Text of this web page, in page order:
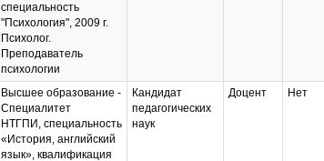
специальность
"Психология", 2009 г.
Психолог.
Преподаватель
психологии
Высшее образование -
Специалитет
НТГПИ, специальность
«История, английский
язык», квалификация
Кандидат
педагогических
наук
Доцент Нет